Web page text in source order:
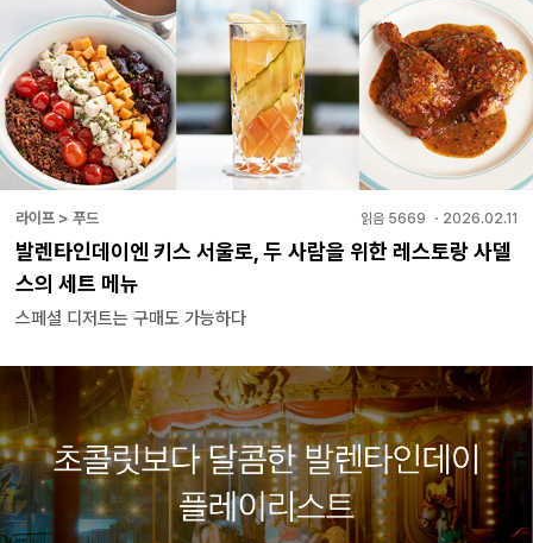
라이프 > 푸드 읽음 5669 ・ 2026.02.11
발렌타인데이엔 키스 서울로, 두 사람을 위한 레스토랑 사델
스의 세트 메뉴
스페셜 디저트는 구매도 가능하다